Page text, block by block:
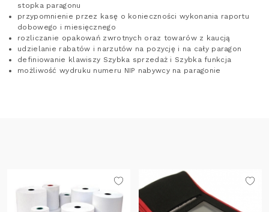
stopka paragonu
przypomnienie przez kasę o konieczności wykonania raportu
dobowego i miesięcznego
rozliczanie opakowań zwrotnych oraz towarów z kaucją
udzielanie rabatów i narzutów na pozycję i na cały paragon
definiowanie klawiszy Szybka sprzedaż i Szybka funkcja
możliwość wydruku numeru NIP nabywcy na paragonie